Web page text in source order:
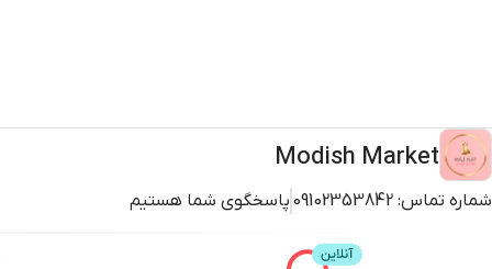
Modish Market
شماره تماس: 09102353842 پاسخگوی شما هستیم